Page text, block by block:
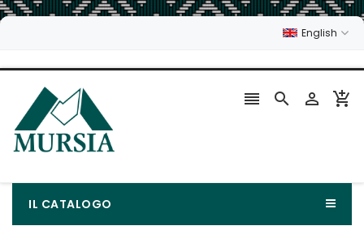
English
   
IL CATALOGO